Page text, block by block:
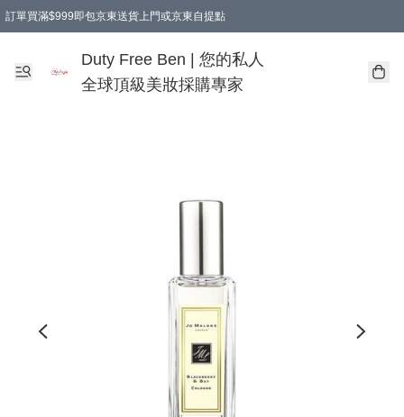
訂單買滿$999即包京東送貨上門或京東自提點
Duty Free Ben | 您的私人
全球頂級美妝採購專家